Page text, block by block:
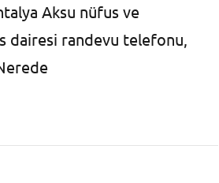
Aksu nüfus ve
dairesi randevu telefonu,